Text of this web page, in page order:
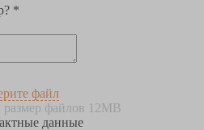
*
файл
файлов 12MB
данные